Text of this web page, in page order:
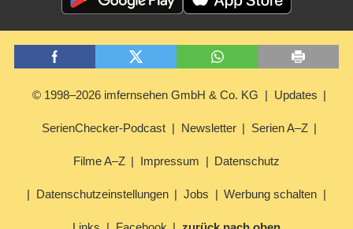
© 1998–2026 imfernsehen GmbH & Co. KG Updates
SerienChecker-Podcast Newsletter Serien A–Z
Filme A–Z Impressum Datenschutz
Datenschutzeinstellungen Jobs Werbung schalten